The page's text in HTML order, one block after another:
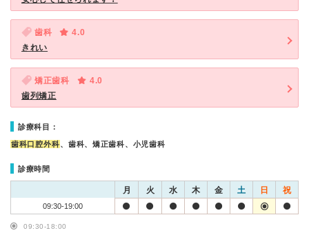
歯科
4.0
きれい
矯正歯科
4.0
歯列矯正
診療科目：
歯科口腔外科、歯科、矯正歯科、小児歯科
診療時間
月 火 水 木 金 土 日 祝
09:30-19:00
09:30-18:00